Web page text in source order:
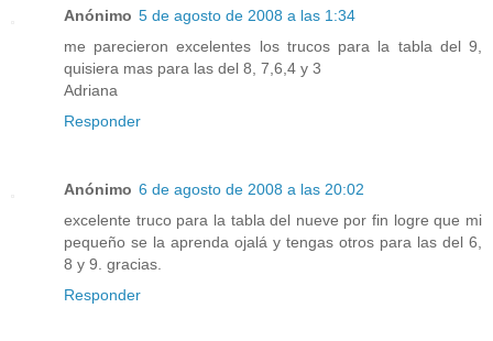
Anónimo 5 de agosto de 2008 a las 1:34
me parecieron excelentes los trucos para la tabla del 9,
quisiera mas para las del 8, 7,6,4 y 3
Adriana
Responder
Anónimo 6 de agosto de 2008 a las 20:02
excelente truco para la tabla del nueve por fin logre que mi
pequeño se la aprenda ojalá y tengas otros para las del 6,
8 y 9. gracias.
Responder